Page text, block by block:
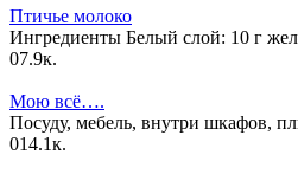
Птичье молоко
Ингредиенты Белый слой: 10 г
07.9к.
Мою всё….
Посуду, мебель, внутри шкафов,
014.1к.